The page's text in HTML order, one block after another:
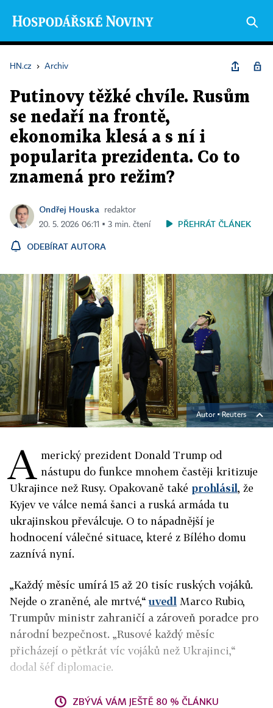
HN.cz › Archiv
Putinovy těžké chvíle. Rusům
se nedaří na frontě,
ekonomika klesá a s ní i
popularita prezidenta. Co to
znamená pro režim?
Ondřej Houska
redaktor
20. 5. 2026 06:11 ▪ 3 min. čtení
PŘEHRÁT ČLÁNEK
ODEBÍRAT AUTORA
Autor ▪Reuters
A merický prezident Donald Trump od
nástupu do funkce mnohem častěji kritizuje
Ukrajince než Rusy. Opakovaně také prohlásil, že
Kyjev ve válce nemá šanci a ruská armáda tu
ukrajinskou převálcuje. O to nápadnější je
hodnocení válečné situace, které z Bílého domu
zaznívá nyní.
„Každý měsíc umírá 15 až 20 tisíc ruských vojáků.
Nejde o zraněné, ale mrtvé,“uvedl Marco Rubio,
Trumpův ministr zahraničí a zároveň poradce pro
národní bezpečnost. „Rusové každý měsíc
přicházejí o pětkrát víc vojáků než Ukrajinci,“
dodal šéf diplomacie.
ZBÝVÁ VÁM JEŠTĚ 80 % ČLÁNKU